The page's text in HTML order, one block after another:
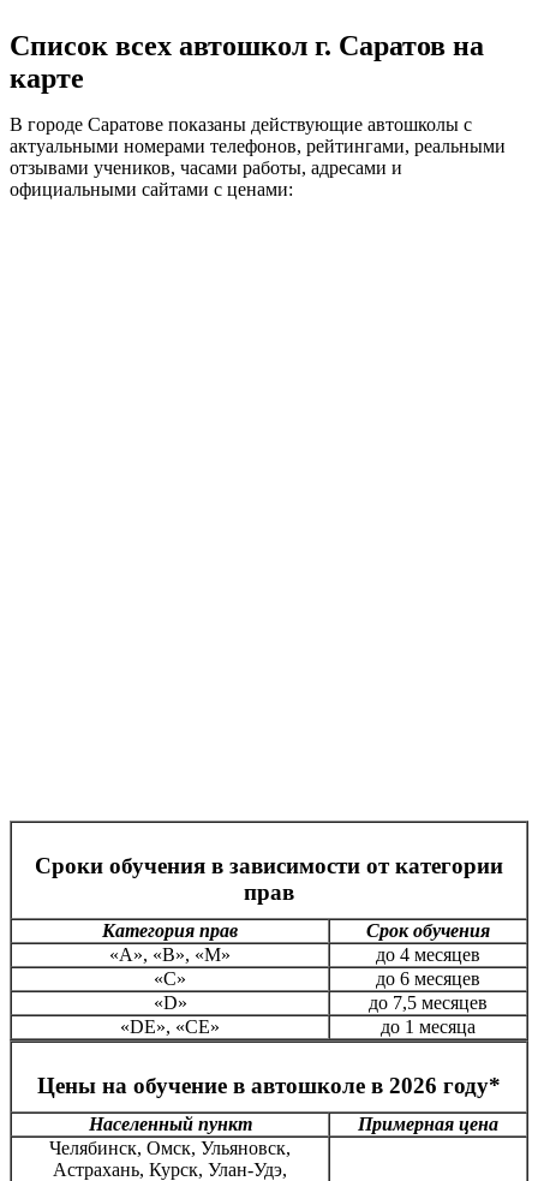
Список всех автошкол г. Саратов на
карте
В городе Саратове показаны действующие автошколы с
актуальными номерами телефонов, рейтингами, реальными
отзывами учеников, часами работы, адресами и
официальными сайтами с ценами:
Сроки обучения в зависимости от категории
прав
Категория прав
Срок обучения
«А», «В», «М»
до 4 месяцев
«С»
до 6 месяцев
«D»
до 7,5 месяцев
«DE», «CE»
до 1 месяца
Цены на обучение в автошколе в 2026 году*
Населенный пункт
Примерная цена
Челябинск, Омск, Ульяновск,
Астрахань, Курск, Улан-Удэ,